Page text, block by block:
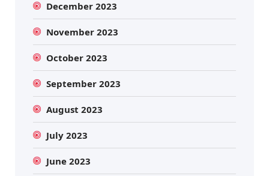
December 2023
November 2023
October 2023
September 2023
August 2023
July 2023
June 2023